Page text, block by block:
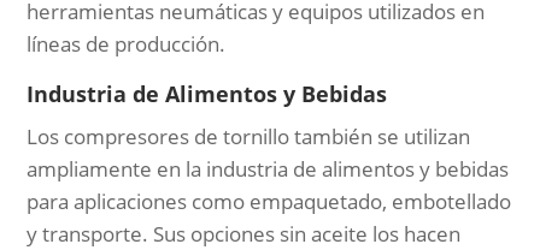
herramientas neumáticas y equipos utilizados en
líneas de producción.
Industria de Alimentos y Bebidas
Los compresores de tornillo también se utilizan
ampliamente en la industria de alimentos y bebidas
para aplicaciones como empaquetado, embotellado
y transporte. Sus opciones sin aceite los hacen